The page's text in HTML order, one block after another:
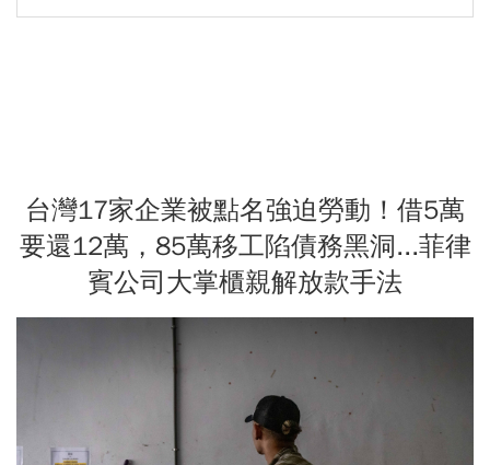
台灣17家企業被點名強迫勞動！借5萬
要還12萬，85萬移工陷債務黑洞...菲律
賓公司大掌櫃親解放款手法